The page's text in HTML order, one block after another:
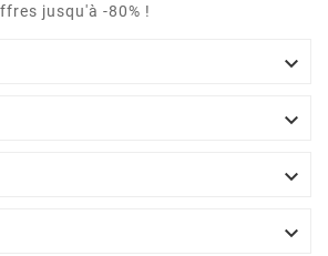
jusqu'à -80% !



